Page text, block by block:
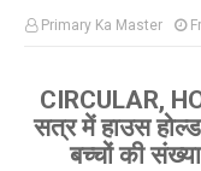
Primary Ka Master
CIRCULAR,
सत्र में हाउस
बच्चों की